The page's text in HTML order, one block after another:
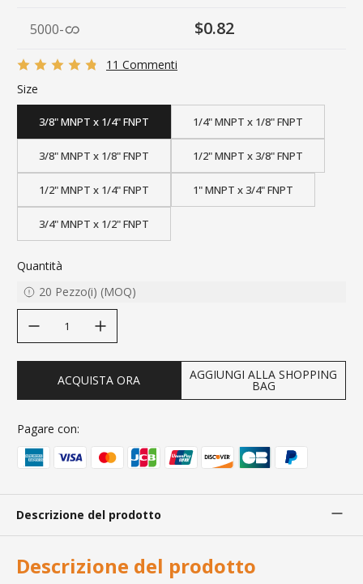
5000- $0.82
11 Commenti
Size
3/8" MNPT x 1/4" FNPT 1/4" MNPT x 1/8" FNPT
3/8" MNPT x 1/8" FNPT 1/2" MNPT x 3/8" FNPT
1/2" MNPT x 1/4" FNPT 1" MNPT x 3/4" FNPT
3/4" MNPT x 1/2" FNPT
Quantità
20 Pezzo(i) (MOQ)
ACQUISTA ORA AGGIUNGI ALLA SHOPPING
BAG
Pagare con:
Descrizione del prodotto
Descrizione del prodotto